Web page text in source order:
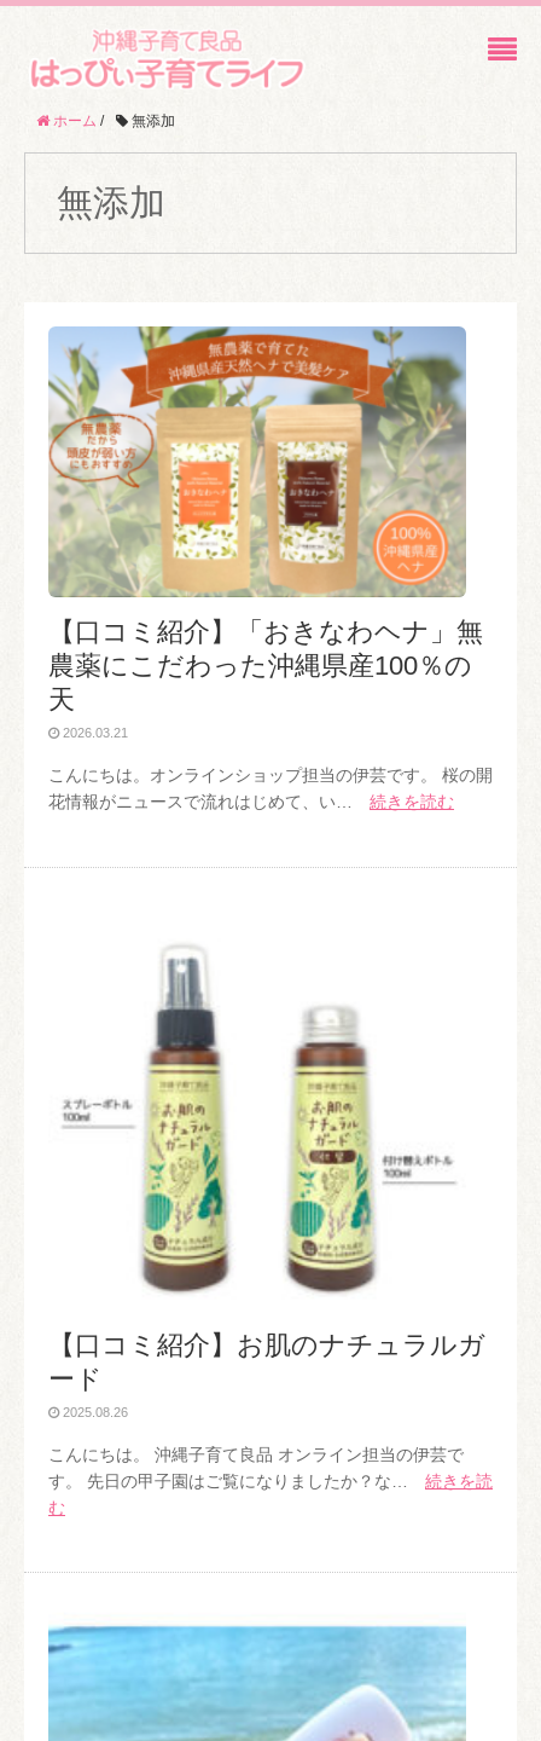
ホーム / 無添加
無添加
【口コミ紹介】「おきなわヘナ」無
農薬にこだわった沖縄県産100％の
天
2026.03.21
こんにちは。オンラインショップ担当の伊芸です。 桜の開
花情報がニュースで流れはじめて、い… 続きを読む
【口コミ紹介】お肌のナチュラルガ
ード
2025.08.26
こんにちは。 沖縄子育て良品 オンライン担当の伊芸で
す。 先日の甲子園はご覧になりましたか？な… 続きを読
む